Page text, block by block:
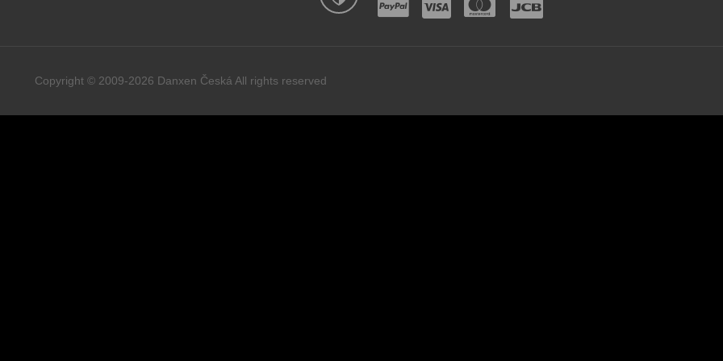
Copyright © 2009-2026 Danxen Česká All rights reserved